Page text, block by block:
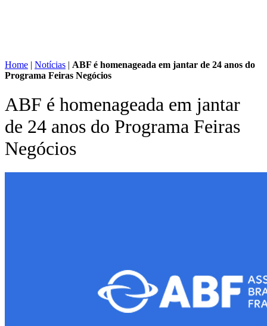
Home | Notícias | ABF é homenageada em jantar de 24 anos do
Programa Feiras Negócios
ABF é homenageada em jantar
de 24 anos do Programa Feiras
Negócios